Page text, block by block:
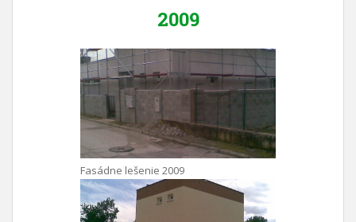
2009
Fasádne lešenie 2009